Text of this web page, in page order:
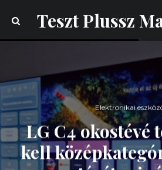
Teszt Plussz
Elektronikai
LG C4 okostévé
kell